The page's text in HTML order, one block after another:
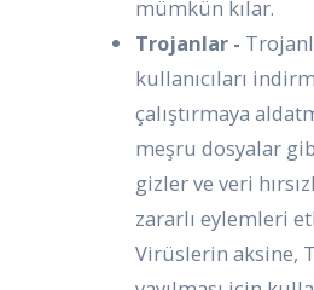
mümkün kılar.
Trojanlar -
kullanıcıları
çalıştırmaya
meşru dosyalar
gizler ve veri
zararlı eylemleri
Virüslerin aksine,